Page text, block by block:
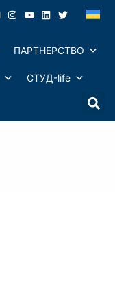
ПАРТНЕРСТВО
СТУД-life